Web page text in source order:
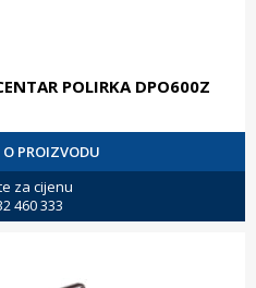
POLIRKA DPO600Z
O PROIZVODU
za cijenu
460 333